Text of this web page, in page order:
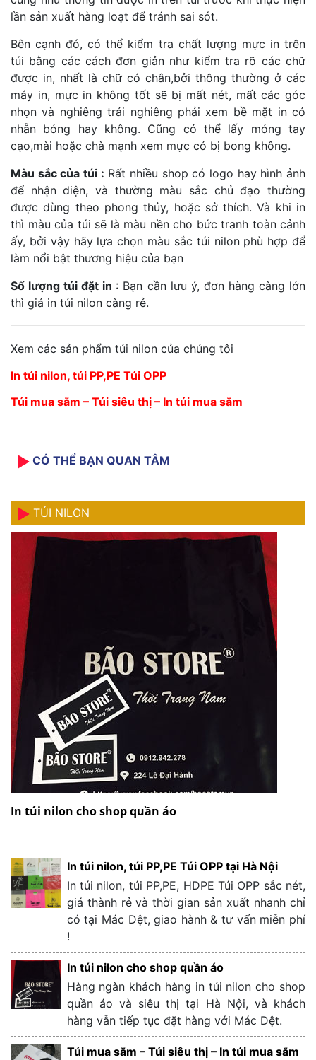
lần sản xuất hàng loạt để tránh sai sót.
Bên cạnh đó, có thể kiểm tra chất lượng mực in trên
túi bằng các cách đơn giản như kiểm tra rõ các chữ
được in, nhất là chữ có chân,bởi thông thường ở các
máy in, mực in không tốt sẽ bị mất nét, mất các góc
nhọn và nghiêng trái nghiêng phải xem bề mặt in có
nhẵn bóng hay không. Cũng có thể lấy móng tay
cạo,mài hoặc chà mạnh xem mực có bị bong không.
Màu sắc của túi : Rất nhiều shop có logo hay hình ảnh
để nhận diện, và thường màu sắc chủ đạo thường
được dùng theo phong thủy, hoặc sở thích. Và khi in
thì màu của túi sẽ là màu nền cho bức tranh toàn cảnh
ấy, bởi vậy hãy lựa chọn màu sắc túi nilon phù hợp để
làm nổi bật thương hiệu của bạn
Số lượng túi đặt in : Bạn cần lưu ý, đơn hàng càng lớn
thì giá in túi nilon càng rẻ.
Xem các sản phẩm túi nilon của chúng tôi
In túi nilon, túi PP,PE Túi OPP
Túi mua sắm – Túi siêu thị – In túi mua sắm
CÓ THỂ BẠN QUAN TÂM
TÚI NILON
In túi nilon cho shop quần áo
In túi nilon, túi PP,PE Túi OPP tại Hà Nội
In túi nilon, túi PP,PE, HDPE Túi OPP sắc nét,
giá thành rẻ và thời gian sản xuất nhanh chỉ
có tại Mác Dệt, giao hành & tư vấn miễn phí
!
In túi nilon cho shop quần áo
Hàng ngàn khách hàng in túi nilon cho shop
quần áo và siêu thị tại Hà Nội, và khách
hàng vẫn tiếp tục đặt hàng với Mác Dệt.
Túi mua sắm – Túi siêu thị – In túi mua sắm